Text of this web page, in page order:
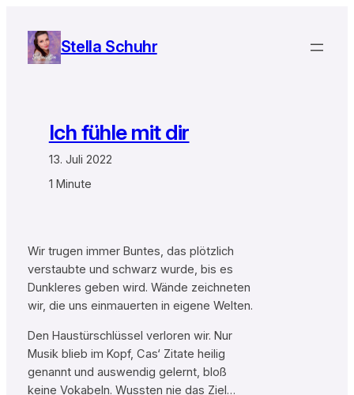
Inhalt
springen
Stella Schuhr
Ich fühle mit dir
13. Juli 2022
1 Minute
Wir trugen immer Buntes, das plötzlich
verstaubte und schwarz wurde, bis es
Dunkleres geben wird. Wände zeichneten
wir, die uns einmauerten in eigene Welten.
Den Haustürschlüssel verloren wir. Nur
Musik blieb im Kopf, Cas‘ Zitate heilig
genannt und auswendig gelernt, bloß
keine Vokabeln. Wussten nie das Ziel…